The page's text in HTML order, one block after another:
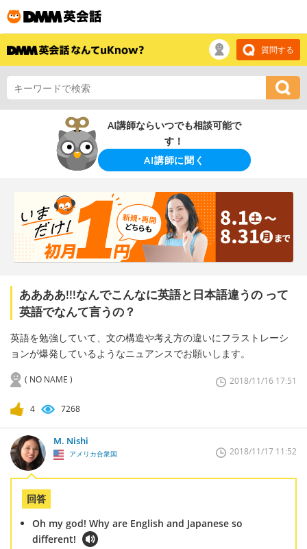
質問する
AI講師ならいつでも相談可能で
す！
AI講師に聞く
ああああ!!!なんでこんなに英語と日本語違うの って
英語でなんて言うの？
英語を勉強していて、文の構造や考え方の違いにフラストレーシ
ョンが爆発しているようなニュアンスでお願いします。
( NO NAME ) 2018/11/16 17:51
4 7268
M. Nishi
アメリカ合衆国 2018/11/17 11:52
回答
Oh my god! Why are English and Japanese so
different!